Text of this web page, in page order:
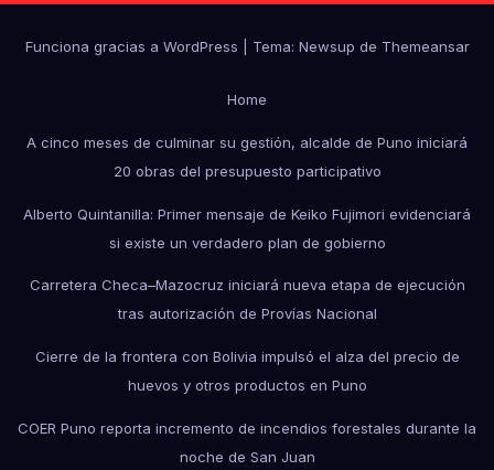
Funciona gracias a WordPress Tema: Newsup de Themeansar
Home
A cinco meses de culminar su gestión, alcalde de Puno iniciará
20 obras del presupuesto participativo
Alberto Quintanilla: Primer mensaje de Keiko Fujimori evidenciará
si existe un verdadero plan de gobierno
Carretera Checa–Mazocruz iniciará nueva etapa de ejecución
tras autorización de Provías Nacional
Cierre de la frontera con Bolivia impulsó el alza del precio de
huevos y otros productos en Puno
COER Puno reporta incremento de incendios forestales durante la
noche de San Juan